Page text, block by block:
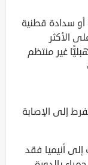
أو سدادة قطنية
الأكثر
غير منتظم
إلى الإصابة
أنيميا فقد